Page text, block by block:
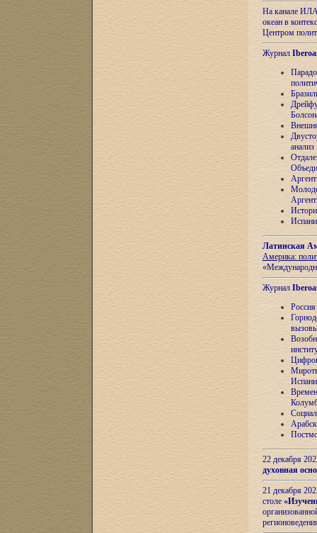
На канале
океан в
Центром
Журнал
анализ
Латинская
Америка:
Журнал
22 декабря
духовная
21 декабря
столе